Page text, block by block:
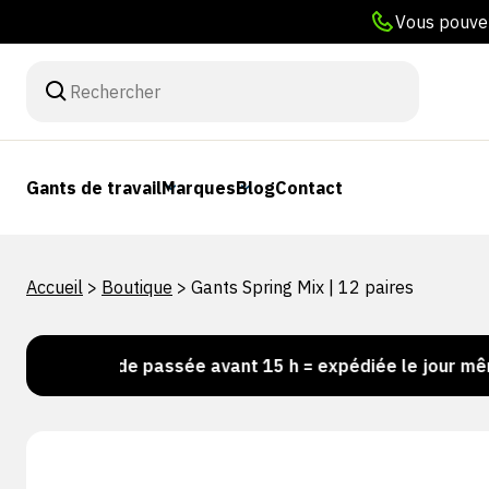
Vous
Gants de travailMarquesBlogContact
Accueil > Boutique > Gants Spring Mix | 12 paires
passée avant 15 h = expédiée le jour même